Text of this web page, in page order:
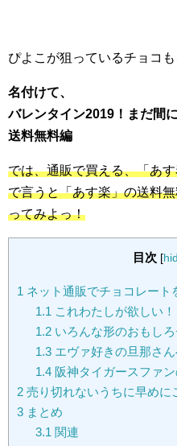
ぴよこが狙っているチョコも
名付けて、
バレンタイン2019！まだ間
送料無料編
では、通販で買える、「あ
で言うと「あす楽」の送料
ってみよっ！
目次 [
1 ネット通販でチョコレート
1.1 これわたしが欲しい！
1.2いろんな形のおもしろ
1.3エヴァ好きの旦那さ
1.4阪神タイガースファ
2 売り切れないうちに早めに
3 まとめ
3.1 関連